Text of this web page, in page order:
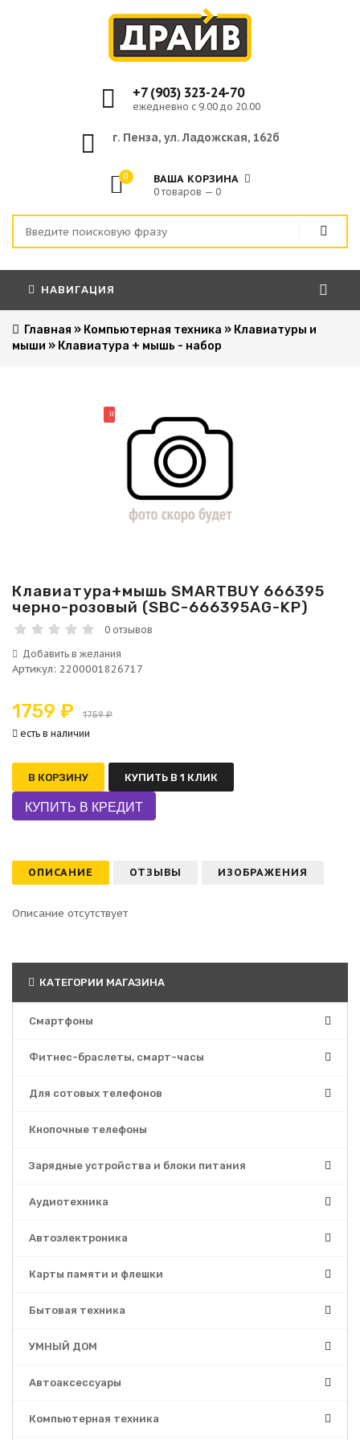
+7 (903) 323-24-70
ежедневно с 9.00 до 20.00
г. Пенза, ул. Ладожская, 162б
0 ВАША КОРЗИНА
0 товаров — 0
НАВИГАЦИЯ
Главная » Компьютерная техника » Клавиатуры и
мыши » Клавиатура + мышь - набор
НОВИНКА
Клавиатура+мышь SMARTBUY 666395
черно-розовый (SBC-666395AG-KP)
0 отзывов
Артикул: 2200001826717
1759 ₽ 1759 ₽
есть в наличии
В КОРЗИНУ КУПИТЬ В 1 КЛИК
ОПИСАНИЕ ОТЗЫВЫ ИЗОБРАЖЕНИЯ
Описание отсутствует
КАТЕГОРИИ МАГАЗИНА
Смартфоны
Фитнес-браслеты, смарт-часы
Для сотовых телефонов
Кнопочные телефоны
Зарядные устройства и блоки питания
Аудиотехника
Автоэлектроника
Карты памяти и флешки
Бытовая техника
УМНЫЙ ДОМ
Автоаксессуары
Компьютерная техника